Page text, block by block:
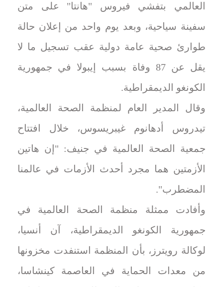
العالمي بتفشي فيروس "هانتا" على متن
سفينة سياحية، وبعد يوم واحد من إعلان حالة
طوارئ صحية عامة دولية عقب تسجيل ما لا
يقل عن 87 وفاة بسبب إيبولا في جمهورية
الكونغو الديمقراطية.
وقال المدير العام لمنظمة الصحة العالمية،
تيدروس أدهانوم غيبريسوس، خلال افتتاح
جمعية الصحة العالمية في جنيف: "إن هاتين
الأزمتين هما مجرد أحدث الأزمات في عالمنا
المضطرب".
وأفادت ممثلة منظمة الصحة العالمية في
جمهورية الكونغو الديمقراطية، آن أنسيا،
لوكالة رويترز، بأن المنظمة استنفدت مخزونها
من معدات الحماية في العاصمة كينشاسا،